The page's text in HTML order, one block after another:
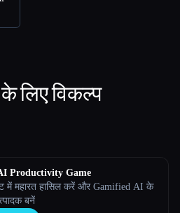
लिए विकल्प
Productivity Game
में महारत हासिल करें और Gamified AI के
बनें